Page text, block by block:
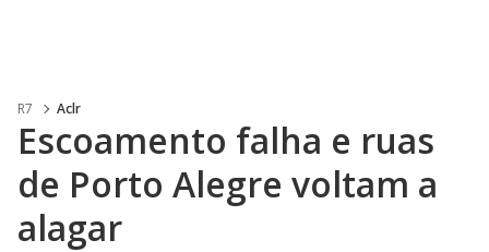
R7 Aclr
Escoamento falha e ruas
de Porto Alegre voltam a
alagar